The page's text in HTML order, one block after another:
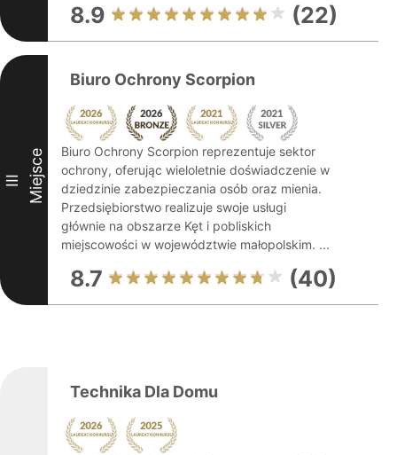
8.9 (22)
III Miejsce
Biuro Ochrony Scorpion
Biuro Ochrony Scorpion reprezentuje sektor
ochrony, oferując wieloletnie doświadczenie w
dziedzinie zabezpieczania osób oraz mienia.
Przedsiębiorstwo realizuje swoje usługi
głównie na obszarze Kęt i pobliskich
miejscowości w województwie małopolskim. ...
8.7 (40)
Technika Dla Domu